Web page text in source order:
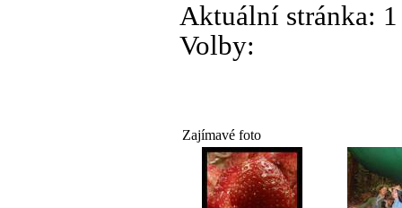
Aktuální stránka:
Volby:
Zajímavé foto